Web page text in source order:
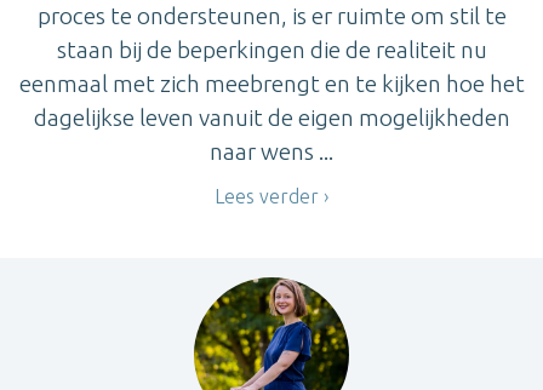
proces te ondersteunen, is er ruimte om stil te
staan bij de beperkingen die de realiteit nu
eenmaal met zich meebrengt en te kijken hoe het
dagelijkse leven vanuit de eigen mogelijkheden
naar wens ...
Lees verder